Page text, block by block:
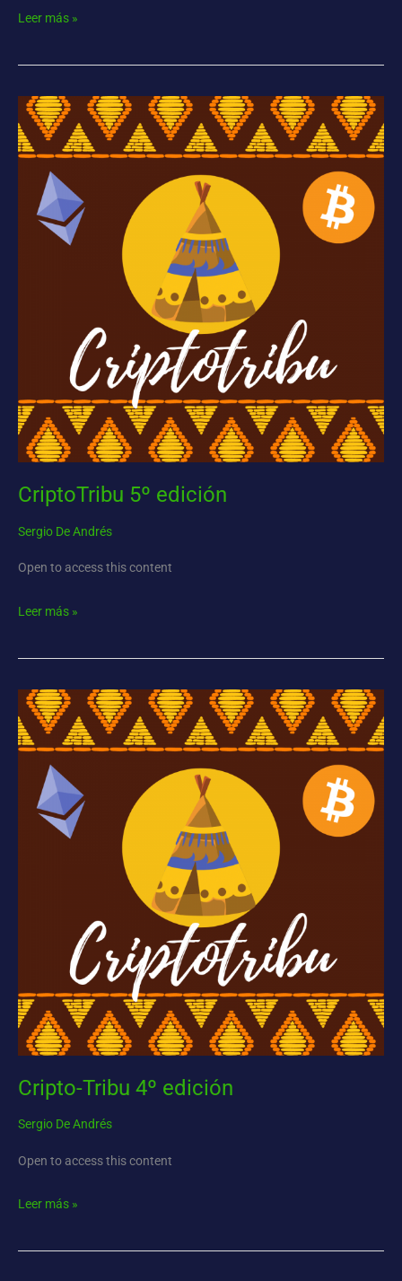
Leer más »
CriptoTribu 5º edición
Sergio De Andrés
Open to access this content
CriptoTribu
5º
edición
Leer más »
Cripto-Tribu 4º edición
Sergio De Andrés
Open to access this content
Cripto-
Tribu
4º
edición
Leer más »